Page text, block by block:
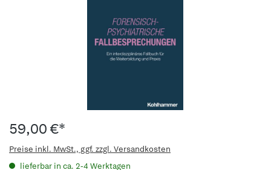
59,00 €*
Preise inkl. MwSt., ggf. zzgl. Versandkosten
lieferbar in ca. 2-4 Werktagen